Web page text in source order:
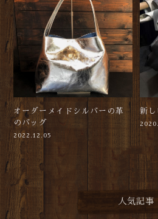
オーダーメイドシルバーの革
のバッグ
2022.12.05
新
人気記事